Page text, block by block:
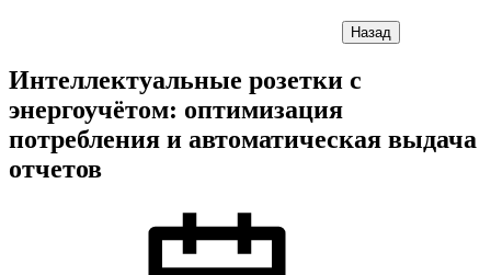
Назад
Интеллектуальные розетки с
энергоучётом: оптимизация
потребления и автоматическая выдача
отчетов